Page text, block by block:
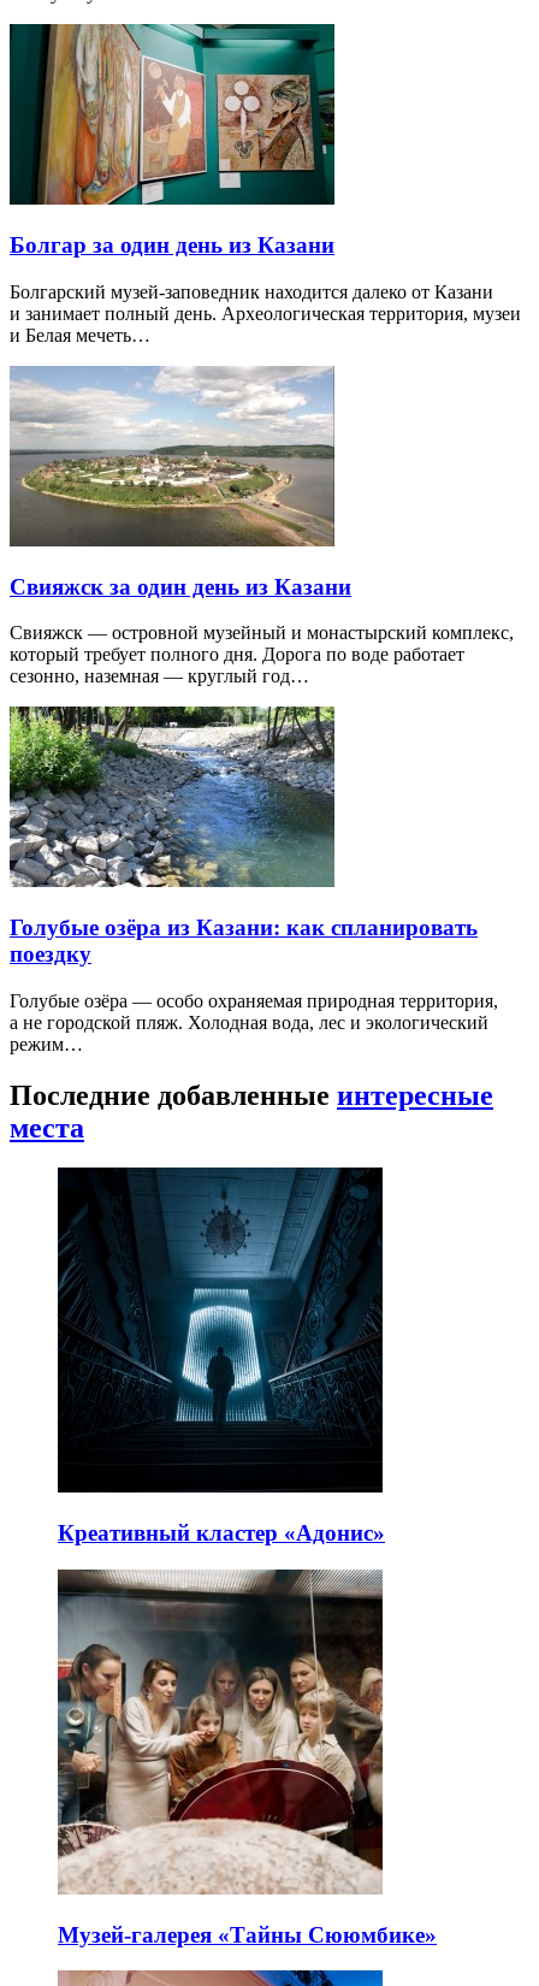
Болгар за один день из Казани
Болгарский музей-заповедник находится далеко от Казани
и занимает полный день. Археологическая территория, музеи
и Белая мечеть…
Свияжск за один день из Казани
Свияжск — островной музейный и монастырский комплекс,
который требует полного дня. Дорога по воде работает
сезонно, наземная — круглый год…
Голубые озёра из Казани: как спланировать
поездку
Голубые озёра — особо охраняемая природная территория,
а не городской пляж. Холодная вода, лес и экологический
режим…
Последние добавленные интересные
места
Креативный кластер «Адонис»
Музей-галерея «Тайны Сююмбике»